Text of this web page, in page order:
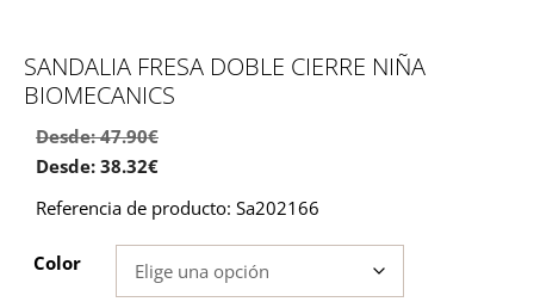
SANDALIA FRESA DOBLE CIERRE NIÑA
BIOMECANICS
Desde:47.90€
Desde: 38.32€
Referencia de producto: Sa202166
Color